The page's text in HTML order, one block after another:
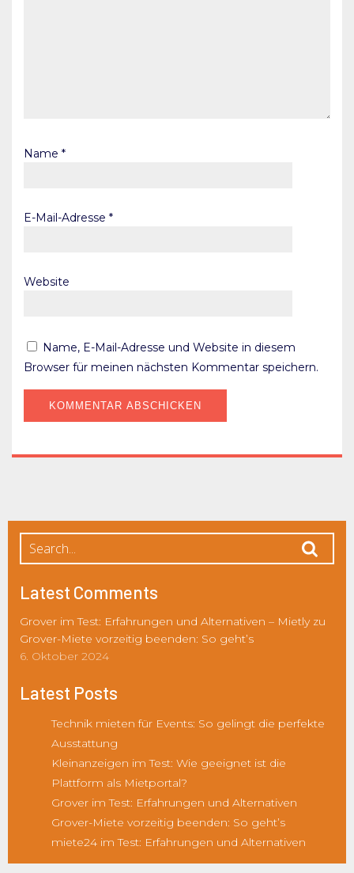
Name *
E-Mail-Adresse *
Website
Name, E-Mail-Adresse und Website in diesem
Browser für meinen nächsten Kommentar speichern.
Latest Comments
Grover im Test: Erfahrungen und Alternativen – Mietlyzu
Grover-Miete vorzeitig beenden: So geht’s
6. Oktober 2024
Latest Posts
Technik mieten für Events: So gelingt die perfekte
Ausstattung
Kleinanzeigen im Test: Wie geeignet ist die
Plattform als Mietportal?
Grover im Test: Erfahrungen und Alternativen
Grover-Miete vorzeitig beenden: So geht’s
miete24 im Test: Erfahrungen und Alternativen